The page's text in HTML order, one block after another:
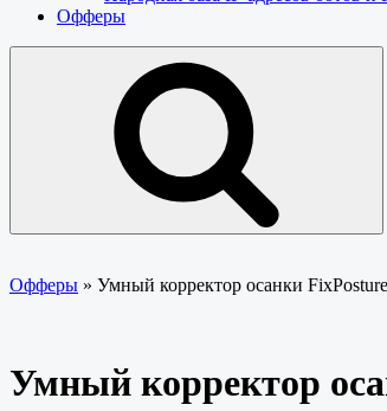
Офферы
Офферы » Умный корректор осанки
Умный корректор